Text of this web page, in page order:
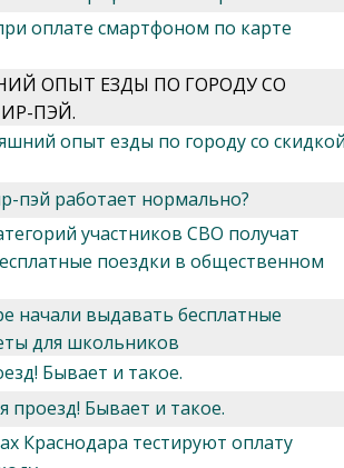
оплате смартфоном по карте
ОПЫТ ЕЗДЫ ПО ГОРОДУ СО
ПЭЙ.
опыт езды по городу со
пэй работает нормально?
участников СВО получат
поездки в общественном
начали выдавать бесплатные
для школьников
Бывает и такое.
проезд! Бывает и такое.
Краснодара тестируют оплату